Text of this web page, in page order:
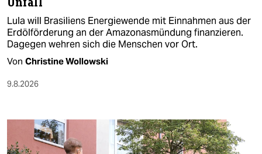
Lula will Brasiliens Energiewende mit Einnahmen aus der
Erdölförderung an der Amazonasmündung finanzieren.
Dagegen wehren sich die Menschen vor Ort.
Von Christine Wollowski
9.8.2026